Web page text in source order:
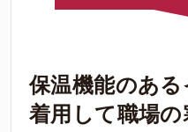
保温機能のあ
着用して職場